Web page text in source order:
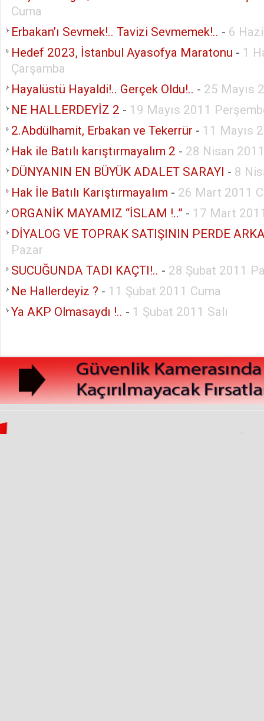
Cuma
Erbakan’ı Sevmek!.. Tavizi Sevmemek!.. - 6
Hedef 2023, İstanbul Ayasofya Maratonu - 1
Çarşamba
Hayalüstü Hayaldi!.. Gerçek Oldu!.. - 25 Mayıs
NE HALLERDEYİZ 2 - 19 Mayıs 2011
2.Abdülhamit, Erbakan ve Tekerrür - 11 Mayıs
Hak ile Batılı karıştırmayalım 2 - 28 Nisan
DÜNYANIN EN BÜYÜK ADALET SARAYI - 8
Hak İle Batılı Karıştırmayalım - 26 Mart 2011
ORGANİK MAYAMIZ “İSLAM !..” - 17 Mart
DİYALOG VE TOPRAK SATIŞININ PERDE
Pazar
SUCUĞUNDA TADI KAÇTI!.. - 28 Şubat 2011
Ne Hallerdeyiz ? - 11 Şubat 2011 Cuma
Ya AKP Olmasaydı !.. - 1 Şubat 2011 Salı